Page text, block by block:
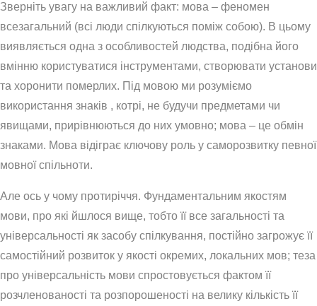
Зверніть увагу на важливий факт: мова – феномен
всезагальний (всі люди спілкуються поміж собою). В цьому
виявляється одна з особливостей людства, подібна його
вмінню користуватися інструментами, створювати установи
та хоронити померлих. Під мовою ми розуміємо
використання знаків , котрі, не будучи предметами чи
явищами, прирівнюються до них умовно; мова – це обмін
знаками. Мова відіграє ключову роль у саморозвитку певної
мовної спільноти.
Але ось у чому протиріччя. Фундаментальним якостям
мови, про які йшлося вище, тобто її все загальності та
універсальності як засобу спілкування, постійно загрожує її
самостійний розвиток у якості окремих, локальних мов; теза
про універсальність мови спростовується фактом її
розчленованості та розпорошеності на велику кількість її